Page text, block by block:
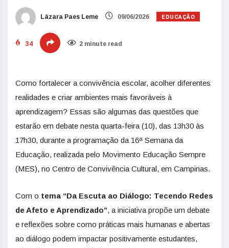
Lázara Paes Leme 09/06/2026 EDUCAÇÃO
34 2 minute read
Como fortalecer a convivência escolar, acolher diferentes
realidades e criar ambientes mais favoráveis à
aprendizagem? Essas são algumas das questões que
estarão em debate nesta quarta-feira (10), das 13h30 às
17h30, durante a programação da 16ª Semana da
Educação, realizada pelo Movimento Educação Sempre
(MES), no Centro de Convivência Cultural, em Campinas.
Com o tema “Da Escuta ao Diálogo: Tecendo Redes
de Afeto e Aprendizado”, a iniciativa propõe um debate
e reflexões sobre como práticas mais humanas e abertas
ao diálogo podem impactar positivamente estudantes,